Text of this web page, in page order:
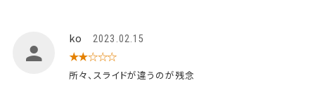
ko 2023.02.15
★★☆☆☆
所々、スライドが違うのが残念